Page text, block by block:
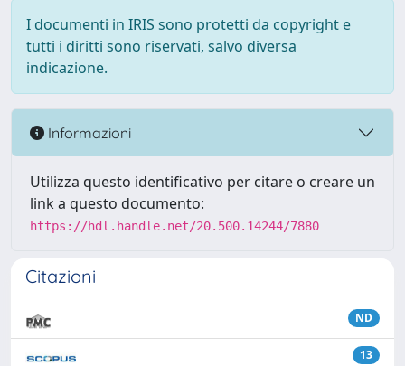
I documenti in IRIS sono protetti da copyright e
tutti i diritti sono riservati, salvo diversa
indicazione.
Informazioni
Utilizza questo identificativo per citare o creare un
link a questo documento:
https://hdl.handle.net/20.500.14244/7880
Citazioni
ND
13